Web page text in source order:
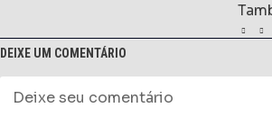
DEIXE UM COMENTÁRIO